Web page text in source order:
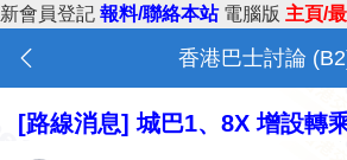
新會員登記 報料/聯絡本站 電腦版 主頁/
香港巴士討論
[路線消息] 城巴1、8X 增設轉